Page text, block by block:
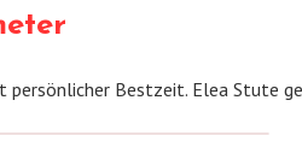
persönlicher Bestzeit. Elea Stute